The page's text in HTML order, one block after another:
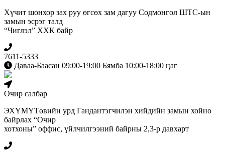
Хүчит шонхор зах руу өгсөх зам дагуу Содмонгол ШТС-ын
замын эсрэг талд
“Чиглэл” ХХК байр
7611-5333
Даваа-Баасан 09:00-19:00 Бямба 10:00-18:00 цаг
Очир салбар
ЭХҮМҮТөвийн урд Гандантэгчилэн хийдийн замын хойно
байрлах “Очир
хотхоны” оффис, үйлчилгээний байрны 2,3-р давхарт